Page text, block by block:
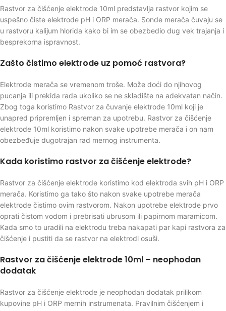
Rastvor za čišćenje elektrode 10ml predstavlja rastvor kojim se
uspešno čiste elektrode pH i ORP merača. Sonde merača čuvaju se
u rastvoru kalijum hlorida kako bi im se obezbedio dug vek trajanja i
besprekorna ispravnost.
Zašto čistimo elektrode uz pomoć rastvora?
Elektrode merača se vremenom troše. Može doći do njihovog
pucanja ili prekida rada ukoliko se ne skladište na adekvatan način.
Zbog toga koristimo Rastvor za čuvanje elektrode 10ml koji je
unapred pripremljen i spreman za upotrebu. Rastvor za čišćenje
elektrode 10ml koristimo nakon svake upotrebe merača i on nam
obezbeđuje dugotrajan rad mernog instrumenta.
Kada koristimo rastvor za čišćenje elektrode?
Rastvor za čišćenje elektrode koristimo kod elektroda svih pH i ORP
merača. Koristimo ga tako što nakon svake upotrebe merača
elektrode čistimo ovim rastvorom. Nakon upotrebe elektrode prvo
oprati čistom vodom i prebrisati ubrusom ili papirnom maramicom.
Kada smo to uradili na elektrodu treba nakapati par kapi rastvora za
čišćenje i pustiti da se rastvor na elektrodi osuši.
Rastvor za čišćenje elektrode 10ml – neophodan
dodatak
Rastvor za čišćenje elektrode je neophodan dodatak prilikom
kupovine pH i ORP mernih instrumenata. Pravilnim čišćenjem i